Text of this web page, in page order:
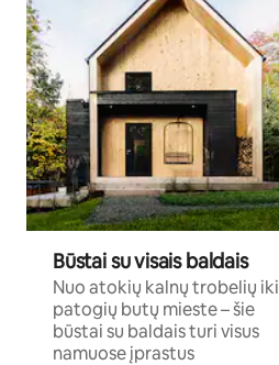
Būstai su visais baldais
Nuo atokių kalnų trobelių iki
patogių butų mieste – šie
būstai su baldais turi visus
namuose įprastus